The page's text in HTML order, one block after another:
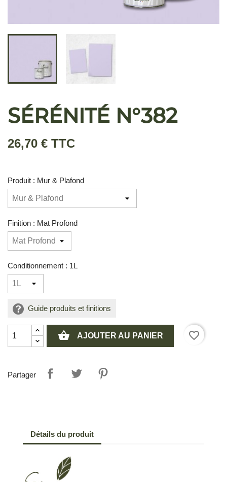
SÉRÉNITÉ N°382
26,70 € TTC
Produit : Mur & Plafond
Finition : Mat Profond
Conditionnement : 1L
Guide produits et finitions
shopping_basket AJOUTER AU PANIER favorite_border
Partager
Détails du produit